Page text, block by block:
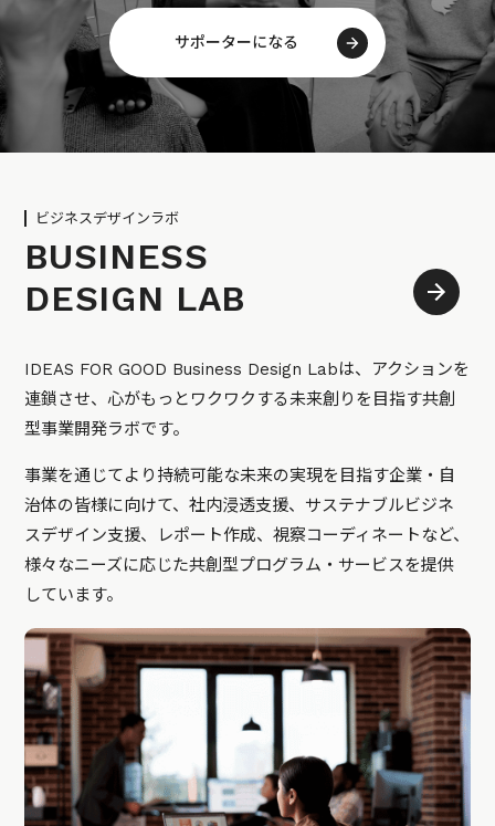
サポーターになる
ビジネスデザインラボ
BUSINESS
DESIGN LAB
IDEAS FOR GOOD Business Design Labは、アクションを
連鎖させ、心がもっとワクワクする未来創りを目指す共創
型事業開発ラボです。
事業を通じてより持続可能な未来の実現を目指す企業・自
治体の皆様に向けて、社内浸透支援、サステナブルビジネ
スデザイン支援、レポート作成、視察コーディネートなど、
様々なニーズに応じた共創型プログラム・サービスを提供
しています。